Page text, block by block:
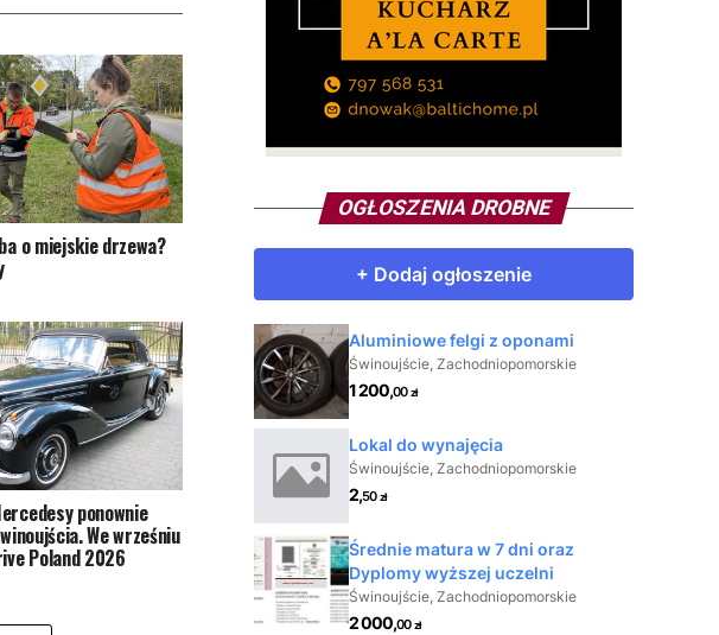
o miejskie drzewa?
ponownie
We wrześniu
Poland 2026
OGŁOSZENIA DROBNE